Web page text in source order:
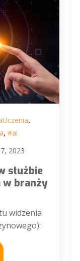
,
, #ai
2023
służbie
w branży
widzenia